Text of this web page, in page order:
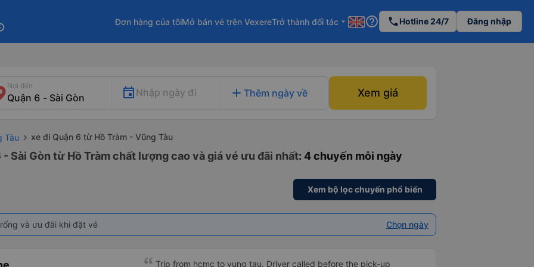
Đơn hàng của tôiMở bán vé trên VexereTrở thành đối tác arrow_drop_down help_outline phoneHotline 24/7 Đăng nhập
Nơi đến
Nhập ngày đi add Thêm ngày về Xem giá
Tàu xe đi Quận 6 từ Hồ Tràm - Vũng Tàu
Sài Gòn từ Hồ Tràm chất lượng cao và giá vé ưu đãi nhất: 4 chuyến mỗi ngày
Xem bộ lọc chuyến phổ biến
và ưu đãi khi đặt vé Chọn ngày
Trip from hcmc to vung tau. Driver called before the pick-up